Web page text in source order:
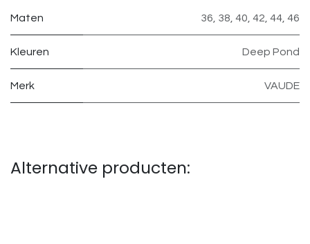
Maten 36 38 40 42 44 46
Kleuren Deep Pond
Merk VAUDE
Alternative producten: